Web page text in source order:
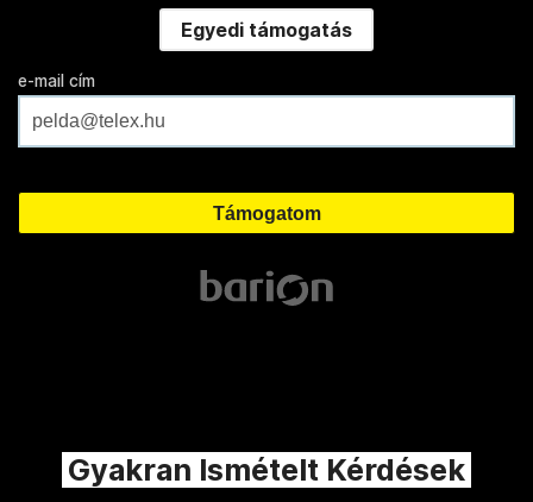
Egyedi támogatás
e-mail cím
Gyakran Ismételt Kérdések